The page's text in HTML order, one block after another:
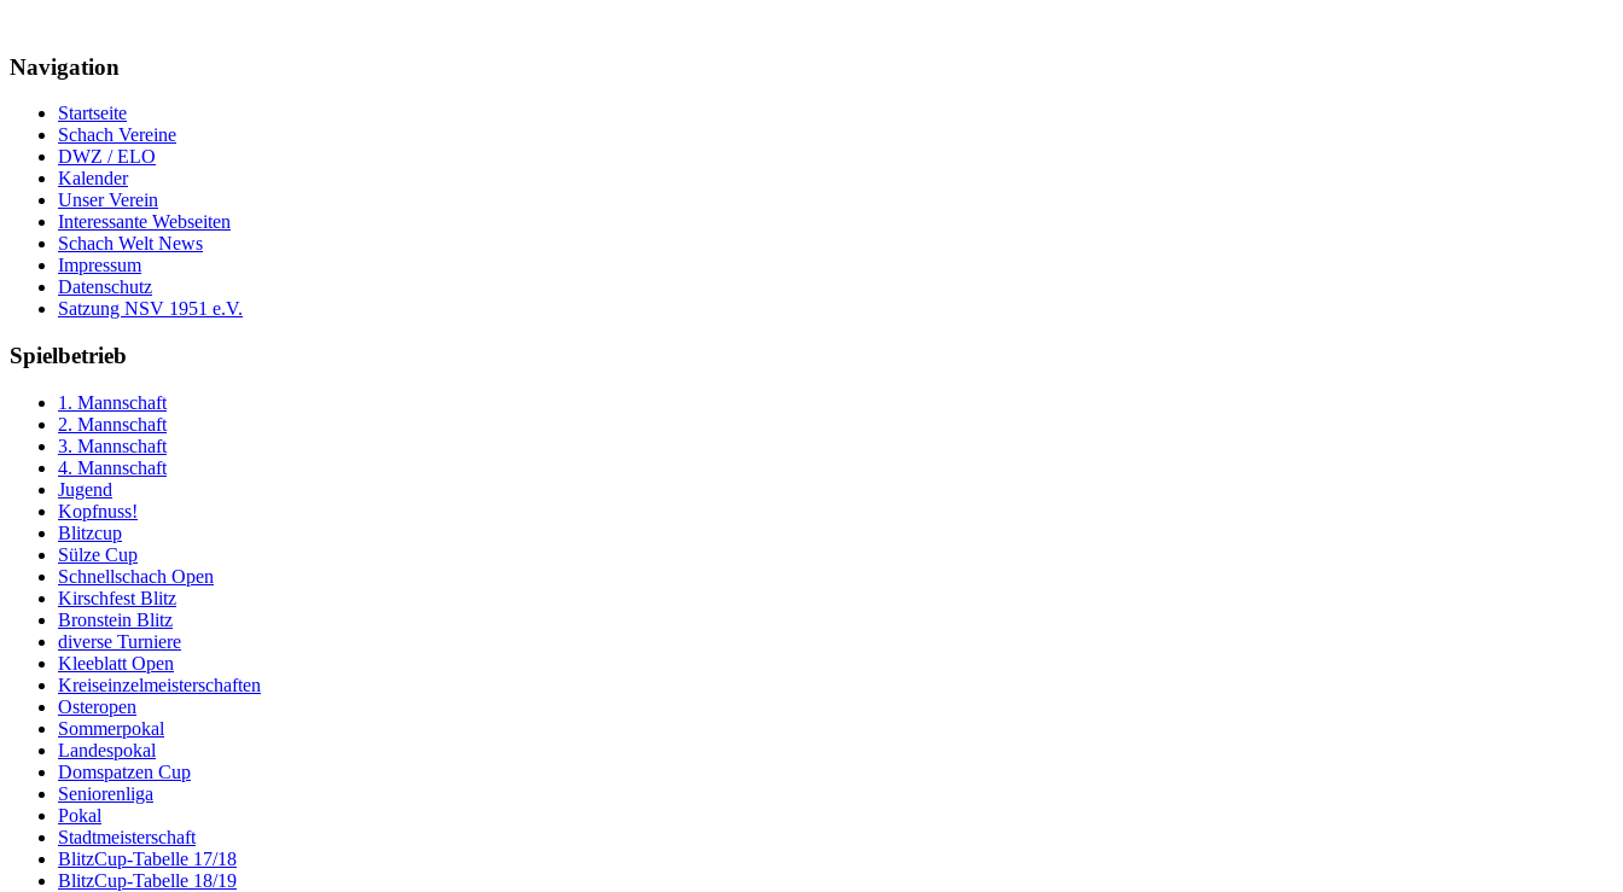
Navigation
Startseite
Schach Vereine
DWZ / ELO
Kalender
Unser Verein
Interessante Webseiten
Schach Welt News
Impressum
Datenschutz
Satzung NSV 1951 e.V.
Spielbetrieb
1. Mannschaft
2. Mannschaft
3. Mannschaft
4. Mannschaft
Jugend
Kopfnuss!
Blitzcup
Sülze Cup
Schnellschach Open
Kirschfest Blitz
Bronstein Blitz
diverse Turniere
Kleeblatt Open
Kreiseinzelmeisterschaften
Osteropen
Sommerpokal
Landespokal
Domspatzen Cup
Seniorenliga
Pokal
Stadtmeisterschaft
BlitzCup-Tabelle 17/18
BlitzCup-Tabelle 18/19